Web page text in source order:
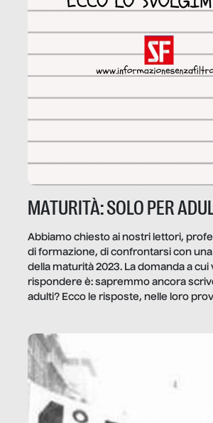
MATURITÀ: SOLO PER
Abbiamo chiesto ai nostri lettori,
di formazione, di confrontarsi con
della maturità 2023. La domanda a cui
rispondere è: sapremmo ancora
adulti? Ecco le risposte, nelle loro